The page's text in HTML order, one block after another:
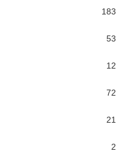
183
53
12
72
21
2